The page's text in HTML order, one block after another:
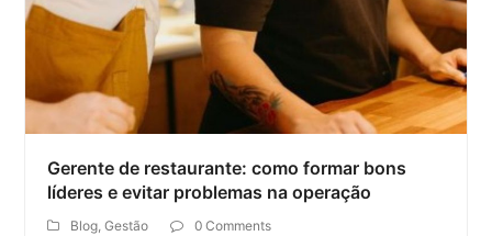
Gerente de restaurante: como formar bons
líderes e evitar problemas na operação
Blog,Gestão 0 Comments